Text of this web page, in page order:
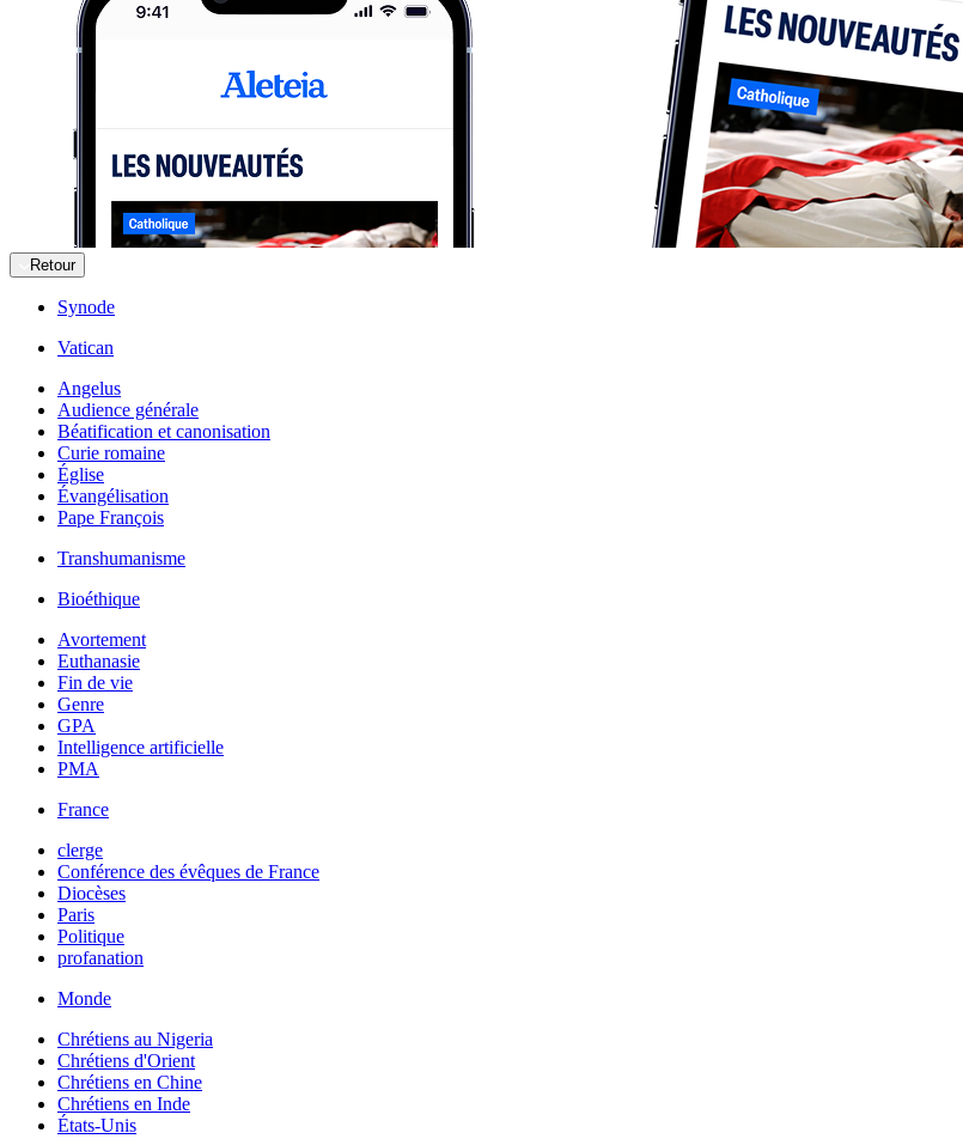
Retour
Synode
Vatican
Angelus
Audience générale
Béatification et canonisation
Curie romaine
Église
Évangélisation
Pape François
Transhumanisme
Bioéthique
Avortement
Euthanasie
Fin de vie
Genre
GPA
Intelligence artificielle
PMA
France
clerge
Conférence des évêques de France
Diocèses
Paris
Politique
profanation
Monde
Chrétiens au Nigeria
Chrétiens d'Orient
Chrétiens en Chine
Chrétiens en Inde
États-Unis